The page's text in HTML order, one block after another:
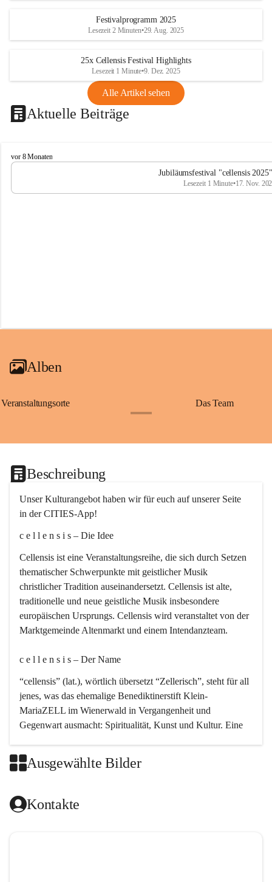
Festivalprogramm 2025
Lesezeit 2 Minuten•29. Aug. 2025
25x Cellensis Festival Highlights
Lesezeit 1 Minute•9. Dez. 2025
Alle Artikel sehen
Aktuelle Beiträge
C
e
l
vor 8 Monaten
Jubiläumsfestival "cellensis
Lesezeit 1 Minute•17. Nov.
Alben
Veranstaltungsorte Das Team
Beschreibung
Unser Kulturangebot haben wir für euch auf unserer Seite
in der CITIES-App!
c e l l e n s i s – Die Idee
Cellensis ist eine Veranstaltungsreihe, die sich durch Setzen
thematischer Schwerpunkte mit geistlicher Musik
christlicher Tradition auseinandersetzt. Cellensis ist alte,
traditionelle und neue geistliche Musik insbesondere
europäischen Ursprungs. Cellensis wird veranstaltet von der
Marktgemeinde Altenmarkt und einem Intendanzteam.
c e l l e n s i s – Der Name
“cellensis” (lat.), wörtlich übersetzt “Zellerisch”, steht für all
jenes, was das ehemalige Benediktinerstift Klein-
MariaZELL im Wienerwald in Vergangenheit und
Gegenwart ausmacht: Spiritualität, Kunst und Kultur. Eine
Kirchenmusik, dem kunstvollen Lob Gottes.
Das kirchenmusikalische Festival Cellensis wird seit dem
Ausgewählte Bilder
Kontakte